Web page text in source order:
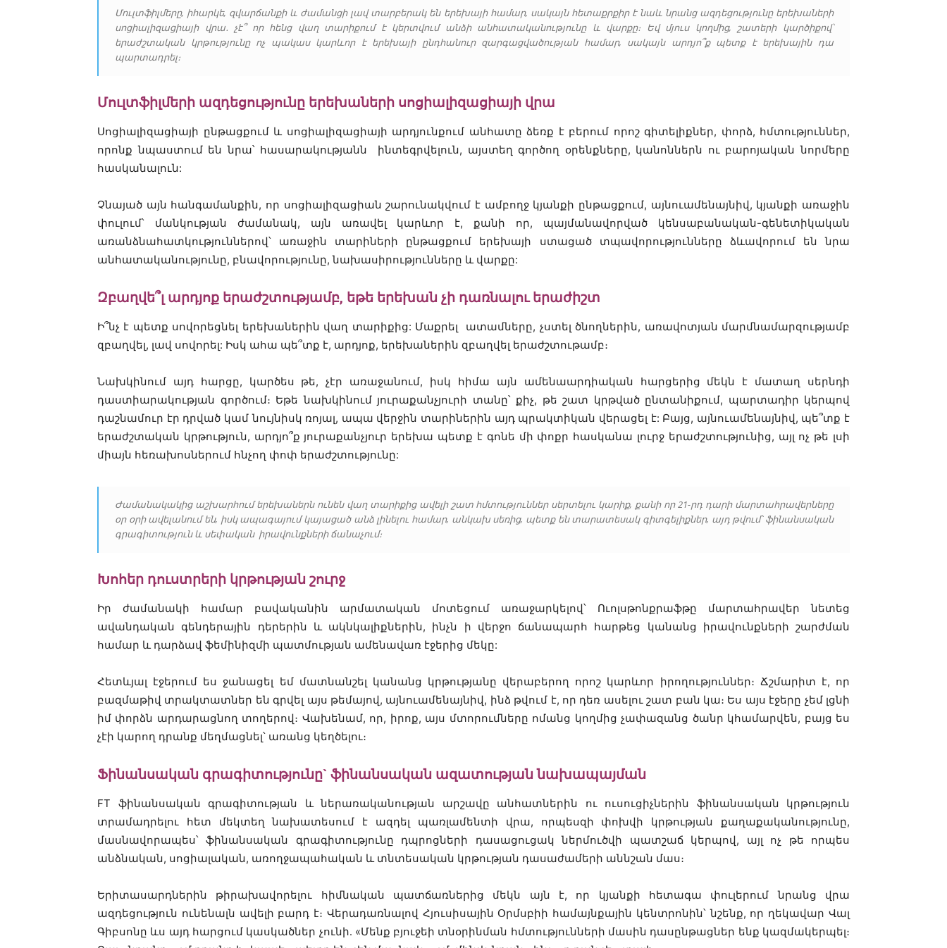
Մուլտֆիլմերը, իհարկե, զվարճանքի և ժամանցի լավ տարբերակ են երեխայի համար, սակայն հետաքրքիր է նաև նրանց ազդեցությունը երեխաների
սոցիալիզացիայի վրա․ չէ՞ որ հենց վաղ տարիքում է կերտվում անձի անհատականությունը և վարքը։ Եվ մյուս կողմից, շատերի կարծիքով՝
երաժշտական կրթությունը ոչ պակաս կարևոր է երեխայի ընդհանուր զարգացվածության համար, սակայն արդյո՞ք պետք է երեխային դա
պարտադրել։
Մուլտֆիլմերի ազդեցությունը երեխաների սոցիալիզացիայի վրա
Սոցիալիզացիայի ընթացքում և սոցիալիզացիայի արդյունքում անհատը ձեռք է բերում որոշ գիտելիքներ, փորձ, հմտություններ,
որոնք նպաստում են նրա՝ հասարակությանն ինտեգրվելուն, այստեղ գործող օրենքները, կանոններն ու բարոյական նորմերը
հասկանալուն:
Չնայած այն հանգամանքին, որ սոցիալիզացիան շարունակվում է ամբողջ կյանքի ընթացքում, այնուամենայնիվ, կյանքի առաջին
փուլում՝ մանկության ժամանակ, այն առավել կարևոր է, քանի որ, պայմանավորված կենսաբանական-գենետիկական
առանձնահատկություններով՝ առաջին տարիների ընթացքում երեխայի ստացած տպավորությունները ձևավորում են նրա
անհատականությունը, բնավորությունը, նախասիրությունները և վարքը:
Զբաղվե՞լ արդյոք երաժշտությամբ, եթե երեխան չի դառնալու երաժիշտ
Ի՞նչ է պետք սովորեցնել երեխաներին վաղ տարիքից: Մաքրել ատամները, չստել ծնողներին, առավոտյան մարմնամարզությամբ
զբաղվել, լավ սովորել: Իսկ ահա պե՞տք է, արդյոք, երեխաներին զբաղվել երաժշտութամբ։
Նախկինում այդ հարցը, կարծես թե, չէր առաջանում, իսկ հիմա այն ամենաարդիական հարցերից մեկն է մատաղ սերնդի
դաստիարակության գործում։ Եթե նախկինում յուրաքանչյուրի տանը՝ քիչ, թե շատ կրթված ընտանիքում, պարտադիր կերպով
դաշնամուր էր դրված կամ նույնիսկ ռոյալ, ապա վերջին տարիներին այդ պրակտիկան վերացել է: Բայց, այնուամենայնիվ, պե՞տք է
երաժշտական կրթություն, արդյո՞ք յուրաքանչյուր երեխա պետք է գոնե մի փոքր հասկանա լուրջ երաժշտությունից, այլ ոչ թե լսի
միայն հեռախոսներում հնչող փոփ երաժշտությունը:
Ժամանակակից աշխարհում երեխաներն ունեն վաղ տարիքից ավելի շատ հմտություններ սերտելու կարիք, քանի որ 21-րդ դարի մարտահրավերները
օր օրի ավելանում են, իսկ ապագայում կայացած անձ լինելու համար, անկախ սեռից, պետք են տարատեսակ գիտգելիքներ, այդ թվում՝ ֆինանսական
գրագիտություն և սեփական իրավունքների ճանաչում։
Խոհեր դուստրերի կրթության շուրջ
Իր ժամանակի համար բավականին արմատական մոտեցում առաջարկելով՝ Ուոլսթոնքրաֆթը մարտահրավեր նետեց
ավանդական գենդերային դերերին և ակնկալիքներին, ինչն ի վերջո ճանապարհ հարթեց կանանց իրավունքների շարժման
համար և դարձավ ֆեմինիզմի պատմության ամենավառ էջերից մեկը:
Հետևյալ էջերում ես ջանացել եմ մատնանշել կանանց կրթությանը վերաբերող որոշ կարևոր իրողություններ։ Ճշմարիտ է, որ
բազմաթիվ տրակտատներ են գրվել այս թեմայով, այնուամենայնիվ, ինձ թվում է, որ դեռ ասելու շատ բան կա։ Ես այս էջերը չեմ լցնի
իմ փորձն արդարացնող տողերով։ Վախենամ, որ, իրոք, այս մտորումները ոմանց կողմից չափազանց ծանր կհամարվեն, բայց ես
չէի կարող դրանք մեղմացնել՝ առանց կեղծելու։
Ֆինանսական գրագիտությունը` ֆինանսական ազատության նախապայման
FT ֆինանսական գրագիտության և ներառականության արշավը անհատներին ու ուսուցիչներին ֆինանսական կրթություն
տրամադրելու հետ մեկտեղ նախատեսում է ազդել պառլամենտի վրա, որպեսզի փոխվի կրթության քաղաքականությունը,
մասնավորապես՝ ֆինանսական գրագիտությունը դպրոցների դասացուցակ ներմուծվի պատշաճ կերպով, այլ ոչ թե որպես
անձնական, սոցիալական, առողջապահական և տնտեսական կրթության դասաժամերի աննշան մաս։
Երիտասարդներին թիրախավորելու հիմնական պատճառներից մեկն այն է, որ կյանքի հետագա փուլերում նրանց վրա
ազդեցություն ունենալն ավելի բարդ է։ Վերադառնալով Հյուսիսային Օրմսբիի համայնքային կենտրոնին՝ նշենք, որ ղեկավար Վալ
Գիբսոնը ևս այդ հարցում կասկածներ չունի․ «Մենք բյուջեի տնօրինման հմտությունների մասին դասընթացներ ենք կազմակերպել։